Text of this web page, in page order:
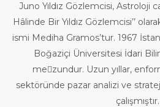
Juno Yıldız Gözlemcisi, Astroloji
Hâlinde Bir Yıldız Gözlemcisi’’
ismi Mediha Gramos’tur. 1967
Boğaziçi Üniversitesi İdari
me￾zundur. Uzun yıllar,
sektöründe pazar analizi ve
çalışmıştır.